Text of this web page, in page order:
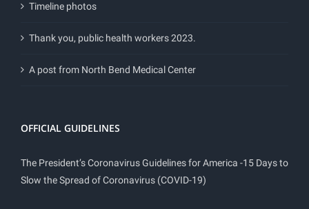
Timeline photos
Thank you, public health workers 2023.
A post from North Bend Medical Center
OFFICIAL GUIDELINES
The President’s Coronavirus Guidelines for America -15 Days to
Slow the Spread of Coronavirus (COVID-19)